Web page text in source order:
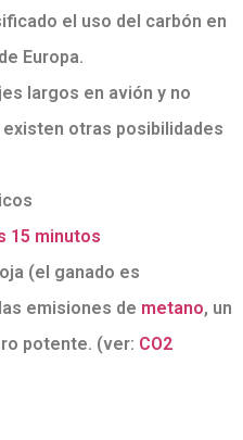
el uso del carbón en
Europa.
largos en avión y no
otras posibilidades
15 minutos
(el ganado es
emisiones de metano, un
potente. (ver: CO2